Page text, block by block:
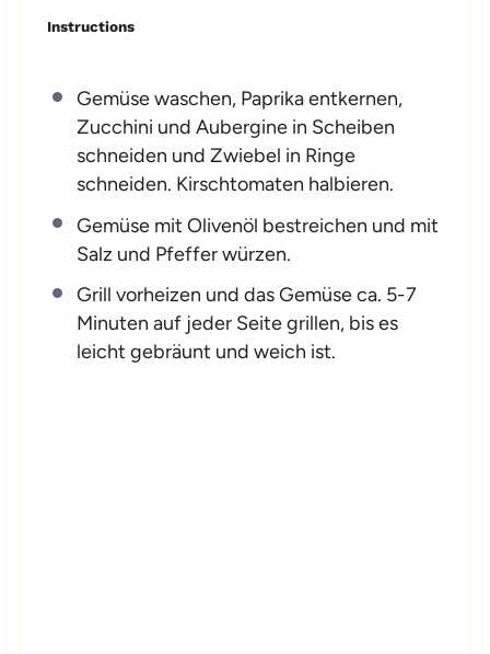
Instructions
Gemüse waschen, Paprika entkernen,
Zucchini und Aubergine in Scheiben
schneiden und Zwiebel in Ringe
schneiden. Kirschtomaten halbieren.
Gemüse mit Olivenöl bestreichen und mit
Salz und Pfeffer würzen.
Grill vorheizen und das Gemüse ca. 5-7
Minuten auf jeder Seite grillen, bis es
leicht gebräunt und weich ist.